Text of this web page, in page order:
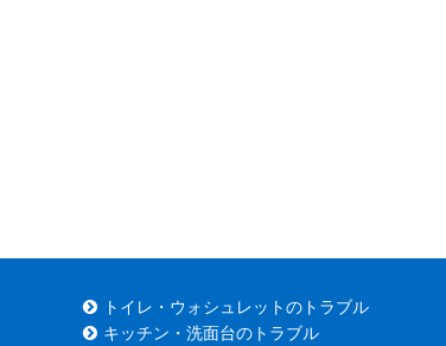
トイレ・ウォシュレットのトラブル
キッチン・洗面台のトラブル